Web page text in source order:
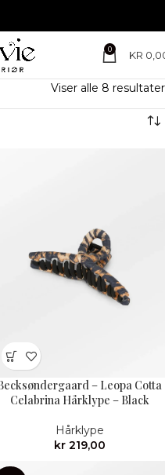
0 KR
Viser alle 8 resultater
– Leopa Cotta
Celabrina Hårklype – Black
Hårklype
kr219,00